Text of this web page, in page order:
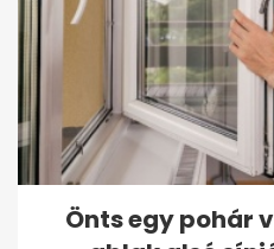
Önts egy pohár